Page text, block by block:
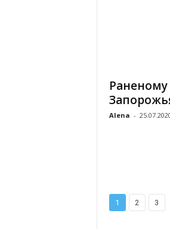
Alena -
1 2 3